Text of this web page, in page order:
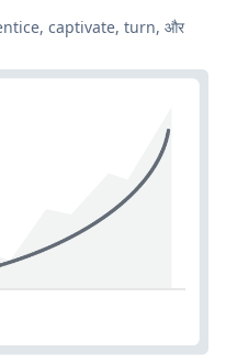
captivate, turn, और